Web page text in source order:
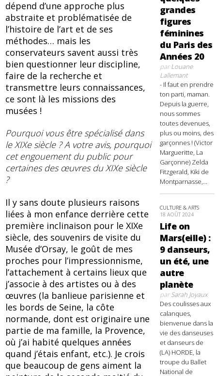
dépend d’une approche plus
abstraite et problématisée de
l’histoire de l’art et de ses
méthodes… mais les
conservateurs savent aussi très
bien questionner leur discipline,
faire de la recherche et
transmettre leurs connaissances,
ce sont là les missions des
musées !
Pourquoi vous être spécialisé dans
le XIXe siècle ? A votre avis, pourquoi
cet engouement du public pour
certaines des œuvres du XIXe siècle
?
Il y sans doute plusieurs raisons
liées à mon enfance derrière cette
première inclinaison pour le XIXe
siècle, des souvenirs de visite du
Musée d’Orsay, le goût de mes
proches pour l’impressionnisme,
l’attachement à certains lieux que
j’associe à des artistes ou à des
œuvres (la banlieue parisienne et
les bords de Seine, la côte
normande, dont est originaire une
partie de ma famille, la Provence,
où j’ai habité quelques années
quand j’étais enfant, etc.). Je crois
que beaucoup de gens aiment la
grandes
figures
féminines
du Paris des
Années 20
parLouane
Lallemant
- Il faut en prendre
ton parti, maman.
Depuis la guerre,
nous sommes
toutes devenues,
plus ou moins, des
garçonnes ! (Victor
Margueritte, La
Garçonne) Zelda
Fitzgerald, Kiki de
Montparnasse,...
CULTURE & ARTS
18 AOÛT 2024
Life on
Mars(eille) :
9 danseurs,
un été, une
autre
planète
parSarah Joyaux
Des coulisses aux
calanques,
bienvenue dans la
vie des danseuses
et danseurs de
(LA) HORDE, la
troupe du Ballet
National de